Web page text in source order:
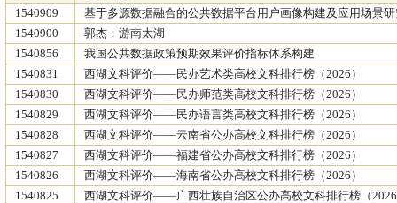
1540909
基于多源数据融合的公共数据平台用户画像构建及应用场景研
1540900
郭杰：游南太湖
1540856
我国公共数据政策预期效果评价指标体系构建
1540831
西湖文科评价——民办艺术类高校文科排行榜（2026）
1540830
西湖文科评价——民办师范类高校文科排行榜（2026）
1540829
西湖文科评价——民办语言类高校文科排行榜（2026）
1540828
西湖文科评价——云南省公办高校文科排行榜（2026）
1540827
西湖文科评价——福建省公办高校文科排行榜（2026）
1540826
西湖文科评价——海南省公办高校文科排行榜（2026）
1540825
西湖文科评价——广西壮族自治区公办高校文科排行榜（